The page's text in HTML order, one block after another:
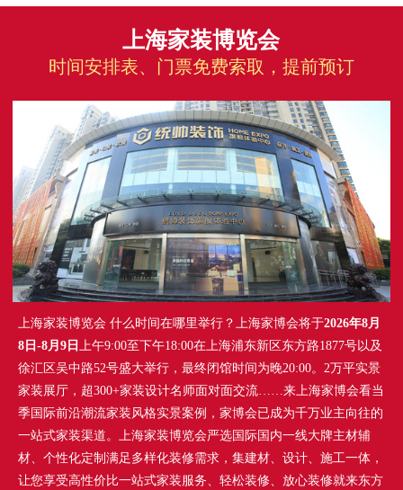
上海家装博览会
时间安排表、门票免费索取，提前预订
上海家装博览会 什么时间在哪里举行？上海家博会将于2026年8月
8日-8月9日
上午9:00至下午18:00在上海浦东新区东方路1877号以及
徐汇区吴中路52号盛大举行，最终闭馆时间为晚20:00。2万平实景
家装展厅，超300+家装设计名师面对面交流……来上海家博会看当
季国际前沿潮流家装风格实景案例，家博会已成为千万业主向往的
一站式家装渠道。上海家装博览会严选国际国内一线大牌主材辅
材、个性化定制满足多样化装修需求，集建材、设计、施工一体，
让您享受高性价比一站式家装服务、轻松装修、放心装修就来东方